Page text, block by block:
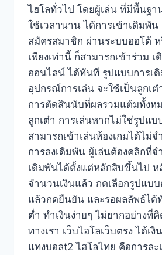
ไฮโลทั่วไป โดยผู้เล่น ที่มีพื้นฐา
ใช้เวลานาน ได้การเข้าเดิมพัน
สมัครสมาชิก ผ่านระบบออโต้
เพียงเท่านี้ ก็สามารถเข้าร่วม เ
ออนไลน์ ได้ทันที รูปแบบการเ
อุปกรณ์การเล่น จะใช้เป็นลูกเ
การตัดสินนับที่ผลรวมแต้มทั้งห
ลูกเต๋า การเล่นหากไม่ใช่รูปแบ
สามารถเข้าเล่นห้องเกมได้ไม่
การลงเดิมพัน ผู้เล่นต้องคลิกที่จ
เดิมพันได้ตั้งแต่หลักสิบขึ้นไป ห
จำนวนเงินแล้ว กดเลือกรูปแบ
แล้วกดยืนยัน และรอผลลัพธ์ได้
ต่ำ ทำเงินง่ายๆ ไม่ยากอย่างที่คิ
ทางเรา เว็บไฮโลเว็บตรง ได้เงิ
แทงบอลt2 ไฮโลไทย คือการล